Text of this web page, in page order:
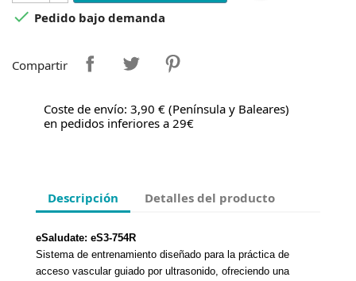
 Pedido bajo demanda
Compartir
Coste de envío: 3,90 € (Península y Baleares)
en pedidos inferiores a 29€
Descripción Detalles del producto
eSaludate: eS3-754R
Sistema de entrenamiento diseñado para la práctica de
acceso vascular guiado por ultrasonido, ofreciendo una